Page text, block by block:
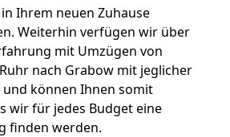
Ihrem neuen Zuhause
Weiterhin verfügen wir über
mit Umzügen von
nach Grabow mit jeglicher
können Ihnen somit
wir für jedes Budget eine
finden werden.